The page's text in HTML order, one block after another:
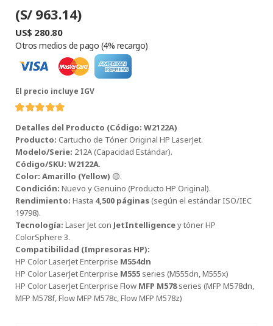
(S/ 963.14)
US$ 280.80
Otros medios de pago (4% recargo)
El precio incluye IGV
Detalles del Producto (Código: W2122A)
Producto: Cartucho de Tóner Original HP LaserJet.
Modelo/Serie: 212A (Capacidad Estándar).
Código/SKU: W2122A.
Color: Amarillo (Yellow) 🟡.
Condición: Nuevo y Genuino (Producto HP Original).
Rendimiento: Hasta 4,500 páginas(según el estándar ISO/IEC
19798).
Tecnología: Laser Jet con JetIntelligencey tóner HP
ColorSphere 3.
Compatibilidad (Impresoras HP):
HP Color LaserJet Enterprise M554dn
HP Color LaserJet Enterprise M555 series (M555dn, M555x)
HP Color LaserJet Enterprise Flow MFP M578series (MFP M578dn,
MFP M578f, Flow MFP M578c, Flow MFP M578z)
CF226A (26A)
L.J.P M402
TONER HP
5800, 6801
w2132a